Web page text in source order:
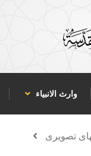
وارث الانبياء
تصویری